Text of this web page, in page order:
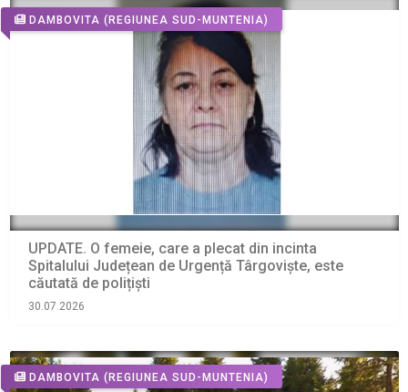
DAMBOVITA (REGIUNEA SUD-MUNTENIA)
UPDATE. O femeie, care a plecat din incinta
Spitalului Județean de Urgență Târgoviște, este
căutată de polițiști
30.07.2026
DAMBOVITA (REGIUNEA SUD-MUNTENIA)